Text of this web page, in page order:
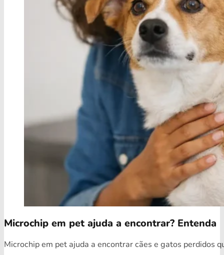
Microchip em pet ajuda a encontrar? Entenda
Microchip em pet ajuda a encontrar cães e gatos perdidos